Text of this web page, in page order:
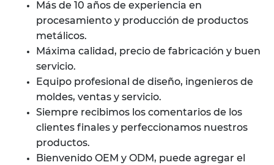
Más de 10 años de experiencia en
procesamiento y producción de productos
metálicos.
Máxima calidad, precio de fabricación y buen
servicio.
Equipo profesional de diseño, ingenieros de
moldes, ventas y servicio.
Siempre recibimos los comentarios de los
clientes finales y perfeccionamos nuestros
productos.
Bienvenido OEM y ODM, puede agregar el